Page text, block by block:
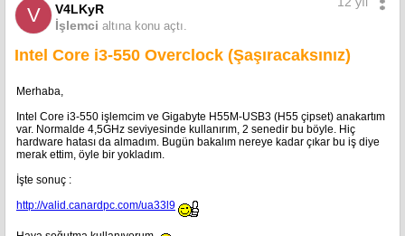
V
V4LKyR
İşlemci altına konu açtı.
Intel Core i3-550 Overclock (Şaşıracaksınız)
Merhaba,
Intel Core i3-550 işlemcim ve Gigabyte H55M-USB3 (H55 çipset) anakartım
var. Normalde 4,5GHz seviyesinde kullanırım, 2 senedir bu böyle. Hiç
hardware hatası da almadım. Bugün bakalım nereye kadar çıkar bu iş diye
merak ettim, öyle bir yokladım.
İşte sonuç :
http://valid.canardpc.com/ua33l9